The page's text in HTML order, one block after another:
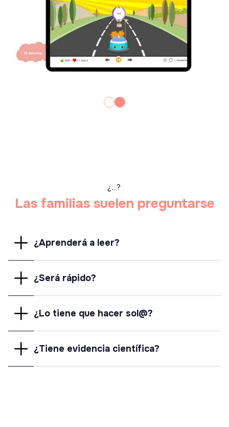
¿..?
Las familias suelen preguntarse
¿Aprenderá a leer?
¿Será rápido?
¿Lo tiene que hacer sol@?
¿Tiene evidencia científica?